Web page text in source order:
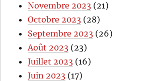
Novembre 2023 (21)
Octobre 2023 (28)
Septembre 2023 (26)
Août 2023 (23)
Juillet 2023 (16)
Juin 2023 (17)